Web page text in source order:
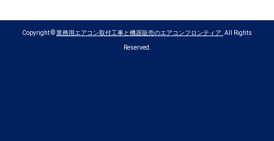
Copyright ©業務用エアコン取付工事と機器販売のエアコンフロンティア. All Rights
Reserved.